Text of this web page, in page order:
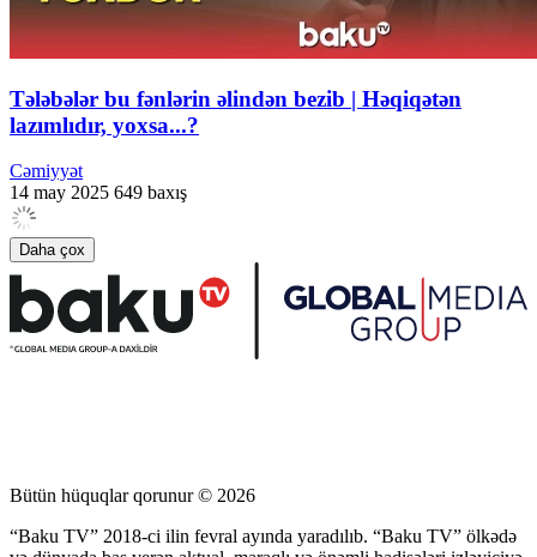
Tələbələr bu fənlərin əlindən bezib | Həqiqətən
lazımlıdır, yoxsa...?
Cəmiyyət
14 may 2025 649 baxış
Daha çox
Bütün hüquqlar qorunur © 2026
“Baku TV” 2018-ci ilin fevral ayında yaradılıb. “Baku TV” ölkədə